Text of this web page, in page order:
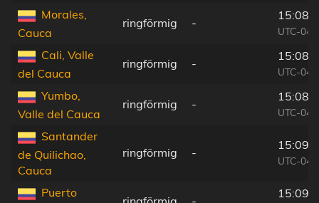
Morales,
Cauca
ringförmig -
UTC-
Cali, Valle
del Cauca
ringförmig -
UTC-
Yumbo,
Valle del Cauca
ringförmig -
UTC-
Santander
de Quilichao,
Cauca
ringförmig -
UTC-
Puerto